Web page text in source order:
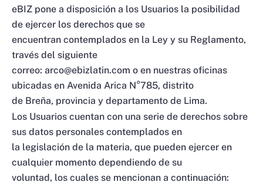
eBIZ pone a disposición a los Usuarios la posibilidad
de ejercer los derechos que se
encuentran contemplados en la Ley y su Reglamento,
través del siguiente
correo: arco@ebizlatin.com o en nuestras oficinas
ubicadas en Avenida Arica N°785, distrito
de Breña, provincia y departamento de Lima.
Los Usuarios cuentan con una serie de derechos sobre
sus datos personales contemplados en
la legislación de la materia, que pueden ejercer en
cualquier momento dependiendo de su
voluntad, los cuales se mencionan a continuación: